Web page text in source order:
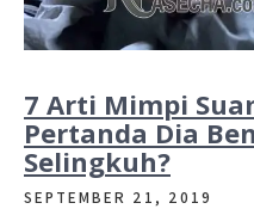
7 Arti Mimpi
Pertanda Dia
Selingkuh?
SEPTEMBER 21, 2019